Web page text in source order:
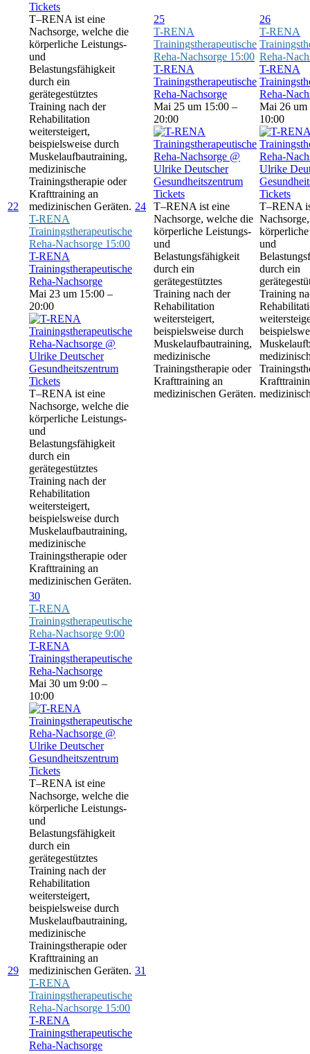
22
Tickets
T–RENA ist eine
Nachsorge, welche die
körperliche Leistungs-
und
Belastungsfähigkeit
durch ein
gerätegestütztes
Training nach der
Rehabilitation
weitersteigert,
beispielsweise durch
Muskelaufbautraining,
medizinische
Trainingstherapie oder
Krafttraining an
medizinischen Geräten.
T-RENA
Trainingstherapeutische
Reha-Nachsorge 15:00
T-RENA
Trainingstherapeutische
Reha-Nachsorge
Mai 23 um 15:00 –
20:00
Tickets
T–RENA ist eine
Nachsorge, welche die
körperliche Leistungs-
und
Belastungsfähigkeit
durch ein
gerätegestütztes
Training nach der
Rehabilitation
weitersteigert,
beispielsweise durch
Muskelaufbautraining,
medizinische
Trainingstherapie oder
Krafttraining an
medizinischen Geräten.
24
25
T-RENA
Trainingstherapeutische
Reha-Nachsorge 15:00
T-RENA
Trainingstherapeutische
Reha-Nachsorge
Mai 25 um 15:00 –
20:00
Tickets
T–RENA ist eine
Nachsorge, welche die
körperliche Leistungs-
und
Belastungsfähigkeit
durch ein
gerätegestütztes
Training nach der
Rehabilitation
weitersteigert,
beispielsweise durch
Muskelaufbautraining,
medizinische
Trainingstherapie oder
Krafttraining an
medizinischen Geräten.
26
T-RENA
Reha-
T-RENA
Reha-
Mai 26 um
10:00
Tickets
T–RENA
und
durch ein
Training
29
30
T-RENA
Trainingstherapeutische
Reha-Nachsorge 9:00
T-RENA
Trainingstherapeutische
Reha-Nachsorge
Mai 30 um 9:00 –
10:00
Tickets
T–RENA ist eine
Nachsorge, welche die
körperliche Leistungs-
und
Belastungsfähigkeit
durch ein
gerätegestütztes
Training nach der
Rehabilitation
weitersteigert,
beispielsweise durch
Muskelaufbautraining,
medizinische
Trainingstherapie oder
Krafttraining an
medizinischen Geräten.
T-RENA
Trainingstherapeutische
Reha-Nachsorge 15:00
T-RENA
Trainingstherapeutische
Reha-Nachsorge
31